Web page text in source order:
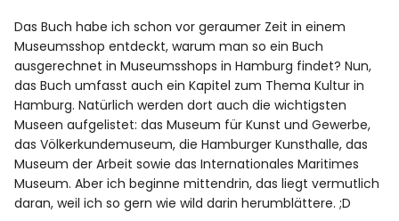
Das Buch habe ich schon vor geraumer Zeit in einem
Museumsshop entdeckt, warum man so ein Buch
ausgerechnet in Museumsshops in Hamburg findet? Nun,
das Buch umfasst auch ein Kapitel zum Thema Kultur in
Hamburg. Natürlich werden dort auch die wichtigsten
Museen aufgelistet: das Museum für Kunst und Gewerbe,
das Völkerkundemuseum, die Hamburger Kunsthalle, das
Museum der Arbeit sowie das Internationales Maritimes
Museum. Aber ich beginne mittendrin, das liegt vermutlich
daran, weil ich so gern wie wild darin herumblättere. ;D